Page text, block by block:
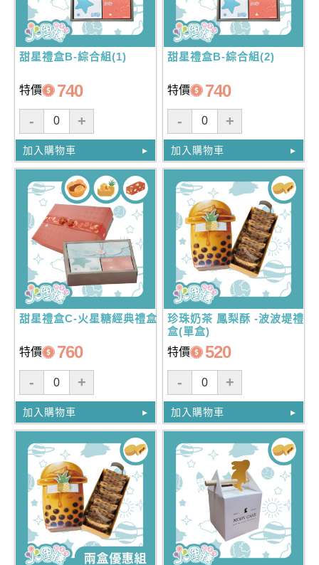
甜星禮盒B-綜合組(1)
特價 740
- +
加入購物車
甜星禮盒B-綜合組(2)
特價 740
- +
加入購物車
甜星禮盒C-火星糖經典禮盒
特價 760
- +
加入購物車
珍珠奶茶 鳳梨酥 -波波堤禮
盒(單盒)
特價
520
- +
加入購物車